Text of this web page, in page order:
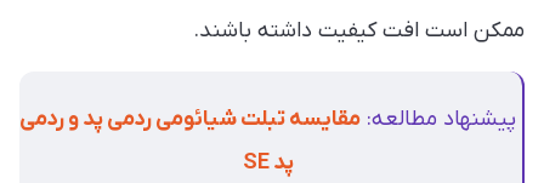
ممکن است افت کیفیت داشته باشند.
پیشنهاد مطالعه: مقایسه تبلت شیائومی ردمی پد و ردمی
پد SE